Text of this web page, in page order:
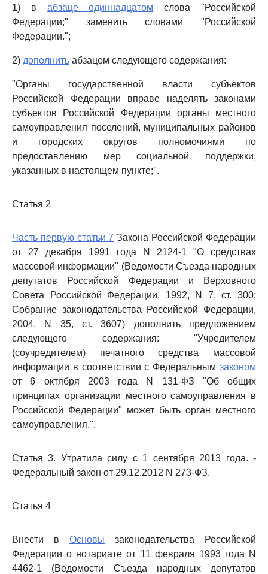
1) в абзаце одиннадцатом слова "Российской
Федерации;" заменить словами "Российской
Федерации.";
2) дополнить абзацем следующего содержания:
"Органы государственной власти субъектов
Российской Федерации вправе наделять законами
субъектов Российской Федерации органы местного
самоуправления поселений, муниципальных районов
и городских округов полномочиями по
предоставлению мер социальной поддержки,
указанных в настоящем пункте;".
Статья 2
Часть первую статьи 7 Закона Российской Федерации
от 27 декабря 1991 года N 2124-1 "О средствах
массовой информации" (Ведомости Съезда народных
депутатов Российской Федерации и Верховного
Совета Российской Федерации, 1992, N 7, ст. 300;
Собрание законодательства Российской Федерации,
2004, N 35, ст. 3607) дополнить предложением
следующего содержания: "Учредителем
(соучредителем) печатного средства массовой
информации в соответствии с Федеральным законом
от 6 октября 2003 года N 131-ФЗ "Об общих
принципах организации местного самоуправления в
Российской Федерации" может быть орган местного
самоуправления.".
Статья 3. Утратила силу с 1 сентября 2013 года. -
Федеральный закон от 29.12.2012 N 273-ФЗ.
Статья 4
Внести в Основы законодательства Российской
Федерации о нотариате от 11 февраля 1993 года N
4462-1 (Ведомости Съезда народных депутатов